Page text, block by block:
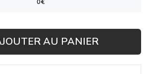
AU PANIER